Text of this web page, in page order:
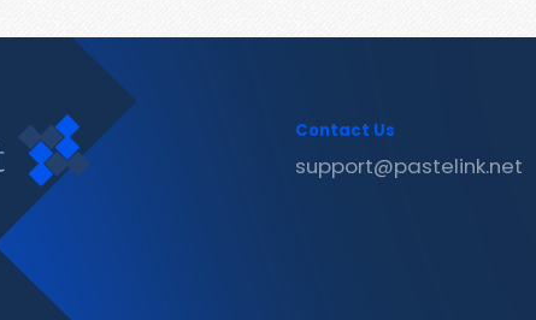
Contact Us
support@pastelink.net